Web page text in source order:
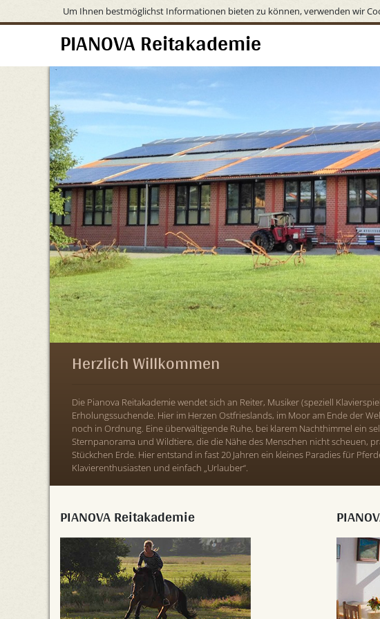
Um Ihnen bestmöglichst Informationen bieten zu können, verwenden wir
PIANOVA Reitakademie
Herzlich Willkommen
Die Pianova Reitakademie wendet sich an Reiter, Musiker (speziell
Erholungssuchende. Hier im Herzen Ostfrieslands, im Moor am Ende der
noch in Ordnung. Eine überwältigende Ruhe, bei klarem Nachthimmel ein
Sternpanorama und Wildtiere, die die Nähe des Menschen nicht scheuen,
Stückchen Erde. Hier entstand in fast 20 Jahren ein kleines Paradies für
Klavierenthusiasten und einfach „Urlauber“.
PIANOVA Reitakademie